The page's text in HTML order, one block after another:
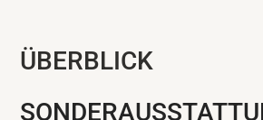
ÜBERBLICK